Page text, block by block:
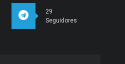
29
Seguidores